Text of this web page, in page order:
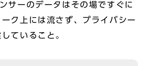
サーのデータはその場ですぐに
ク上には流さず、プライバシー
ていること。